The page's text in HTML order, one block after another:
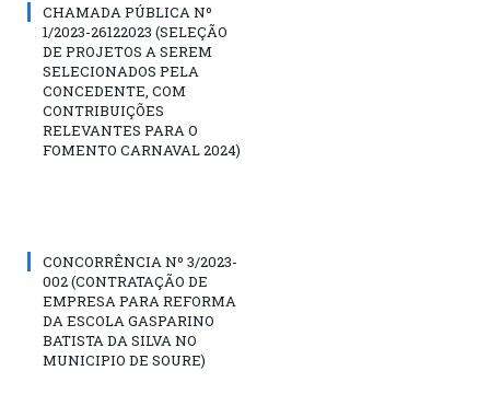
CHAMADA PÚBLICA Nº
1/2023-26122023 (SELEÇÃO
DE PROJETOS A SEREM
SELECIONADOS PELA
CONCEDENTE, COM
CONTRIBUIÇÕES
RELEVANTES PARA O
FOMENTO CARNAVAL 2024)
CONCORRÊNCIA Nº 3/2023-
002 (CONTRATAÇÃO DE
EMPRESA PARA REFORMA
DA ESCOLA GASPARINO
BATISTA DA SILVA NO
MUNICIPIO DE SOURE)